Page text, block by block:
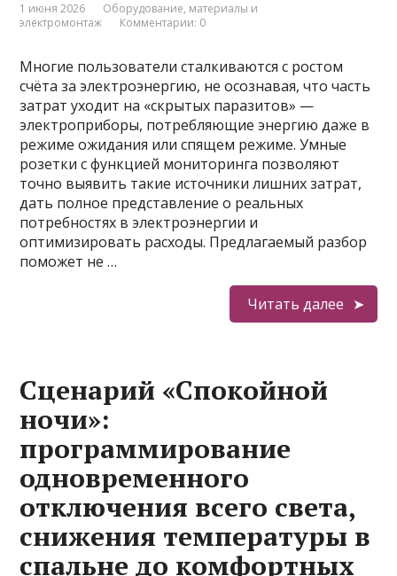
1 июня 2026
Оборудование, материалы и
электромонтаж
Комментарии: 0
Многие пользователи сталкиваются с ростом
счёта за электроэнергию, не осознавая, что часть
затрат уходит на «скрытых паразитов» —
электроприборы, потребляющие энергию даже в
режиме ожидания или спящем режиме. Умные
розетки с функцией мониторинга позволяют
точно выявить такие источники лишних затрат,
дать полное представление о реальных
потребностях в электроэнергии и
оптимизировать расходы. Предлагаемый разбор
поможет не …
Читать далее
Сценарий «Спокойной
ночи»:
программирование
одновременного
отключения всего света,
снижения температуры в
спальне до комфортных